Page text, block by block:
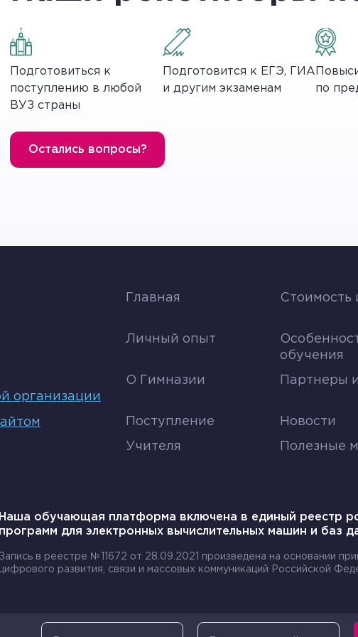
является ключевым для производства большого
хозяйства, таких как удобрения, технические
промышленные пластмассы и др.
горно-химического сырья входят Россия, Китай,
горнодобывающей промышленности зависят от
возможностей добычи, транспортных коммуникаций,
находится в зонах Арктического региона, где добыча
проблем, связанных с горнодобывающей
Подготовиться к
поступлению в любой
ВУЗ страны
Подготовится к ЕГЭ, ГИА
и другим экзаменам
по
Остались вопросы?
организации
Главная Стоимость
Личный опыт
обучения
О Гимназии Партнеры
Поступление Новости
Учителя Полезные
Наша обучающая платформа включена в единый реестр
программ для электронных вычислительных машин и баз
Запись в реестре №11672 от 28.09.2021 произведена на основании
цифрового развития, связи и массовых коммуникаций Российской